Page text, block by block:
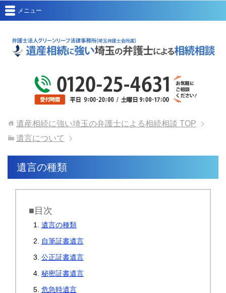
メニュー
遺産相続に強い埼玉の弁護士による相続相談 TOP
遺言について
遺言の種類
■目次
遺言の種類
自筆証書遺言
公正証書遺言
秘密証書遺言
危急時遺言